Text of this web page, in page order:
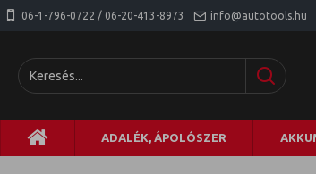
06-1-796-0722 / 06-20-413-8973 info@autotools.hu
ADALÉK, ÁPOLÓSZER